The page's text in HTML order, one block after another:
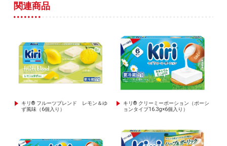
関連商品
キリ® フルーツブレンド レモン＆ゆ
ず風味（6個入り）
キリ® クリーミーポーション（ポーシ
ョンタイプ16.3g×6個入り）